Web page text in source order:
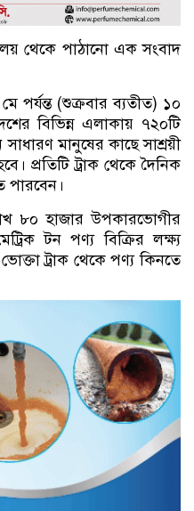
থেকে পাঠানো এক সংবাদ
পর্যন্ত (শুক্রবার ব্যতীত) ১০
বিভিন্ন এলাকায় ৭২০টি
সাধারণ মানুষের কাছে সাশ্রয়ী
প্রতিটি ট্রাক থেকে দৈনিক
পারবেন।
৮০ হাজার উপকারভোগীর
টন পণ্য বিক্রির লক্ষ্য
ট্রাক থেকে পণ্য কিনতে